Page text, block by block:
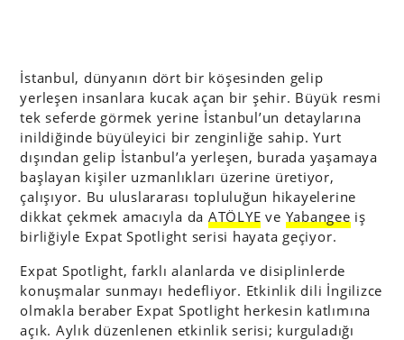
İstanbul, dünyanın dört bir köşesinden gelip
yerleşen insanlara kucak açan bir şehir. Büyük resmi
tek seferde görmek yerine İstanbul’un detaylarına
inildiğinde büyüleyici bir zenginliğe sahip. Yurt
dışından gelip İstanbul’a yerleşen, burada yaşamaya
başlayan kişiler uzmanlıkları üzerine üretiyor,
çalışıyor. Bu uluslararası topluluğun hikayelerine
dikkat çekmek amacıyla da ATÖLYE ve Yabangee iş
birliğiyle Expat Spotlight serisi hayata geçiyor.
Expat Spotlight, farklı alanlarda ve disiplinlerde
konuşmalar sunmayı hedefliyor. Etkinlik dili İngilizce
olmakla beraber Expat Spotlight herkesin katlımına
açık. Aylık düzenlenen etkinlik serisi; kurguladığı